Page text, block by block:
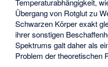
Temperaturabhängigkeit,
Übergang von Rotglut zu
Schwarzen Körper exakt
ihrer sonstigen
Spektrums galt daher als
Problem der theoretischen